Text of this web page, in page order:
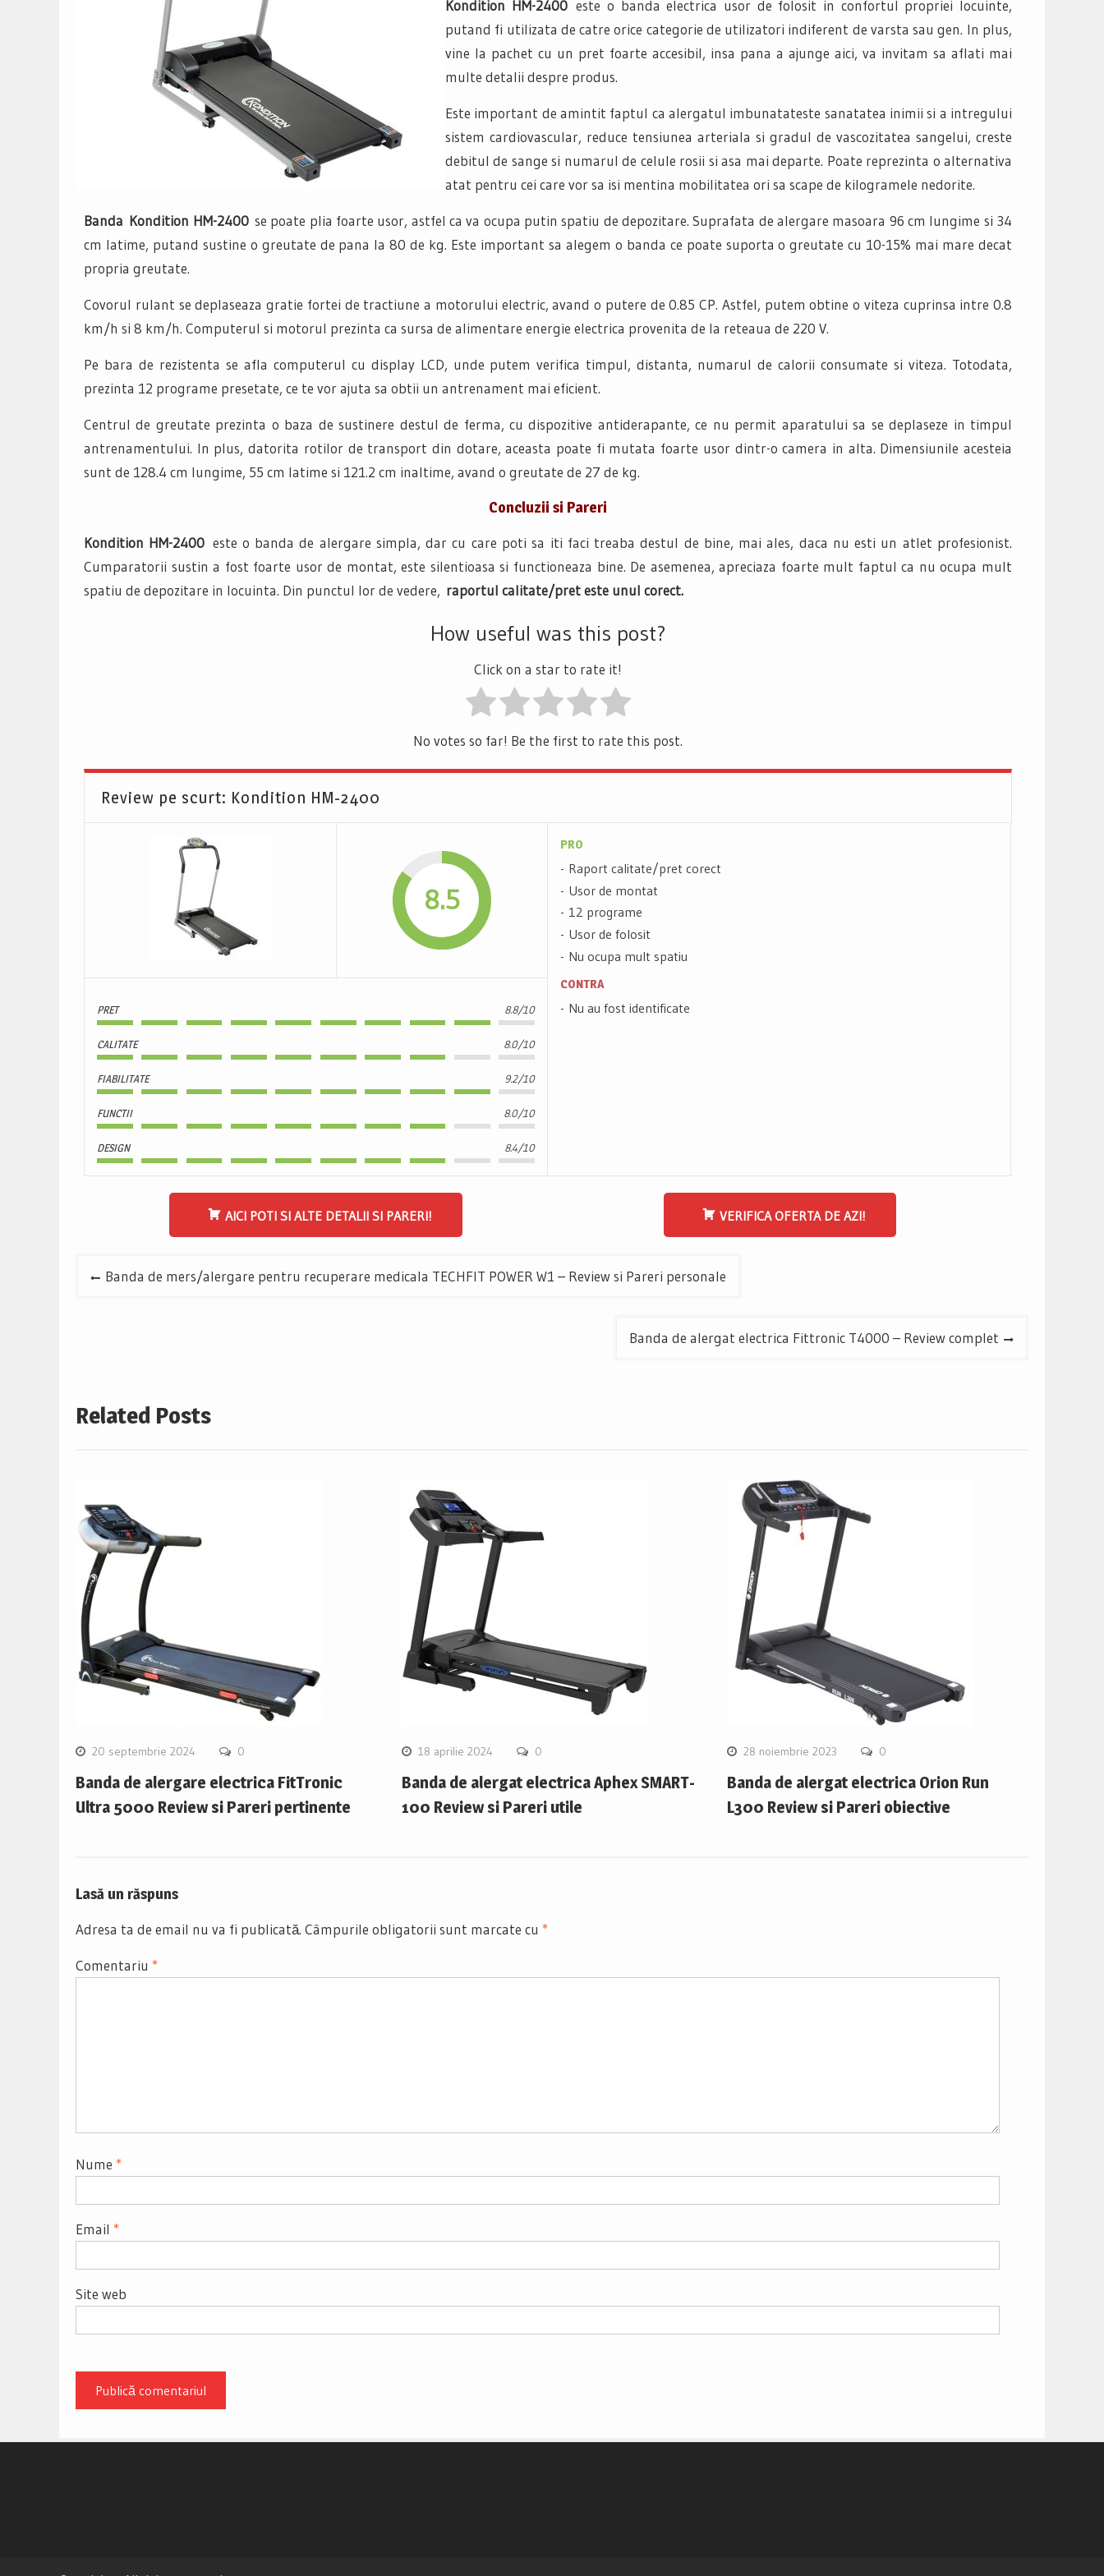
Kondition HM-2400este o banda electrica usor de folosit in confortul propriei locuinte,
putand fi utilizata de catre orice categorie de utilizatori indiferent de varsta sau gen. In plus,
vine la pachet cu un pret foarte accesibil, insa pana a ajunge aici, va invitam sa aflati mai
multe detalii despre produs.
Este important de amintit faptul ca alergatul imbunatateste sanatatea inimii si a intregului
sistem cardiovascular, reduce tensiunea arteriala si gradul de vascozitatea sangelui, creste
debitul de sange si numarul de celule rosii si asa mai departe. Poate reprezinta o alternativa
atat pentru cei care vor sa isi mentina mobilitatea ori sa scape de kilogramele nedorite.
Banda Kondition HM-2400 se poate plia foarte usor, astfel ca va ocupa putin spatiu de depozitare. Suprafata de alergare masoara 96 cm lungime si 34
cm latime, putand sustine o greutate de pana la 80 de kg. Este important sa alegem o banda ce poate suporta o greutate cu 10-15% mai mare decat
propria greutate.
Covorul rulant se deplaseaza gratie fortei de tractiune a motorului electric, avand o putere de 0.85 CP. Astfel, putem obtine o viteza cuprinsa intre 0.8
km/h si 8 km/h. Computerul si motorul prezinta ca sursa de alimentare energie electrica provenita de la reteaua de 220 V.
Pe bara de rezistenta se afla computerul cu display LCD, unde putem verifica timpul, distanta, numarul de calorii consumate si viteza. Totodata,
prezinta 12 programe presetate, ce te vor ajuta sa obtii un antrenament mai eficient.
Centrul de greutate prezinta o baza de sustinere destul de ferma, cu dispozitive antiderapante, ce nu permit aparatului sa se deplaseze in timpul
antrenamentului. In plus, datorita rotilor de transport din dotare, aceasta poate fi mutata foarte usor dintr-o camera in alta. Dimensiunile acesteia
sunt de 128.4 cm lungime, 55 cm latime si 121.2 cm inaltime, avand o greutate de 27 de kg.
Concluzii si Pareri
Kondition HM-2400 este o banda de alergare simpla, dar cu care poti sa iti faci treaba destul de bine, mai ales, daca nu esti un atlet profesionist.
Cumparatorii sustin a fost foarte usor de montat, este silentioasa si functioneaza bine. De asemenea, apreciaza foarte mult faptul ca nu ocupa mult
spatiu de depozitare in locuinta. Din punctul lor de vedere, raportul calitate/pret este unul corect.
How useful was this post?
Click on a star to rate it!
No votes so far! Be the first to rate this post.
Review pe scurt: Kondition HM-2400
8.5
PRET 8.8/10
CALITATE 8.0/10
FIABILITATE 9.2/10
FUNCTII 8.0/10
DESIGN 8.4/10
PRO
Raport calitate/pret corect
Usor de montat
12 programe
Usor de folosit
Nu ocupa mult spatiu
CONTRA
Nu au fost identificate
AICI POTI SI ALTE DETALII SI PARERI! VERIFICA OFERTA DE AZI!
Banda de mers/alergare pentru recuperare medicala TECHFIT POWER W1 – Review si Pareri personale
Banda de alergat electrica Fittronic T4000 – Review complet
Related Posts
20 septembrie 2024 0
Banda de alergare electrica FitTronic
Ultra 5000 Review si Pareri pertinente
18 aprilie 2024 0
Banda de alergat electrica Aphex SMART-
100 Review si Pareri utile
28 noiembrie 2023 0
Banda de alergat electrica Orion Run
L300 Review si Pareri obiective
Lasă un răspuns
Adresa ta de email nu va fi publicată. Câmpurile obligatorii sunt marcate cu *
Comentariu *
Nume *
Email *
Site web